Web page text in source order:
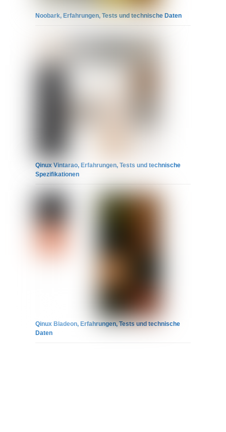
Noobark, Erfahrungen, Tests und technische Daten
Qinux Vintarao, Erfahrungen, Tests und technische
Spezifikationen
Qinux Bladeon, Erfahrungen, Tests und technische
Daten